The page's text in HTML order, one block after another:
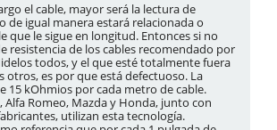
el cable, mayor será la lectura de
de igual manera estará relacionada o
que le sigue en longitud. Entonces si no
resistencia de los cables recomendado por
todos, y el que esté totalmente fuera
otros, es por que está defectuoso. La
15 kOhmios por cada metro de cable.
Alfa Romeo, Mazda y Honda, junto con
utilizan esta tecnología.